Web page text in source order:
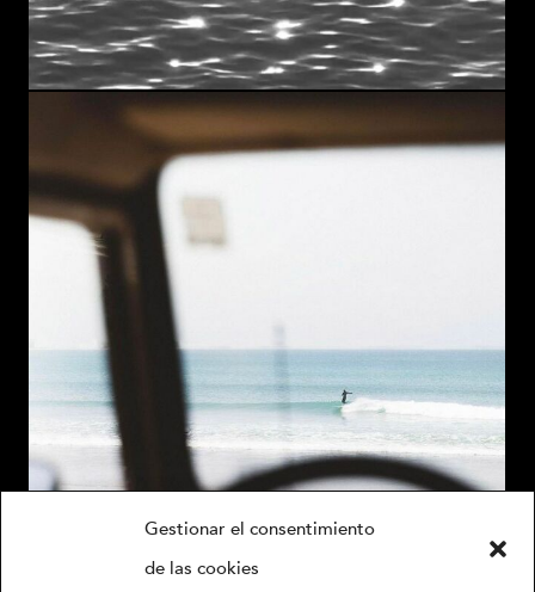
Gestionar el consentimiento
de las cookies